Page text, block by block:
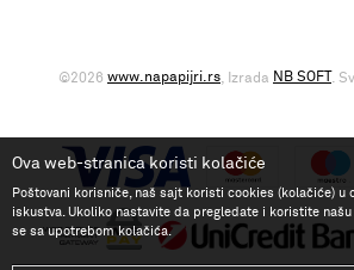
©2026 www.napapijri.rs, Izrada NB SOFT .
Ova web-stranica koristi kolačiće
Poštovani korisniče, naš sajt koristi cookies (kolačiće)
iskustva. Ukoliko nastavite da pregledate i koristite
se sa upotrebom kolačića.